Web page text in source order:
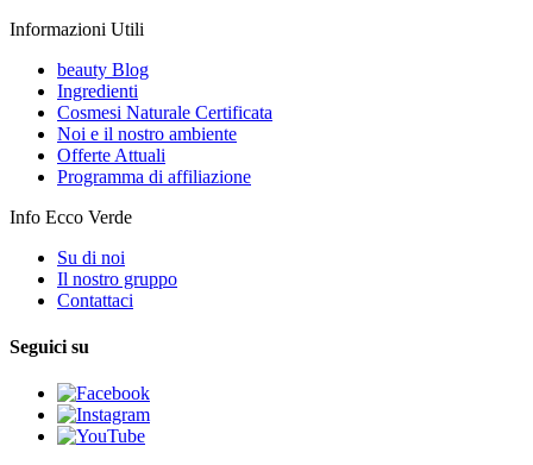
Informazioni Utili
beauty Blog
Ingredienti
Cosmesi Naturale Certificata
Noi e il nostro ambiente
Offerte Attuali
Programma di affiliazione
Info Ecco Verde
Su di noi
Il nostro gruppo
Contattaci
Seguici su